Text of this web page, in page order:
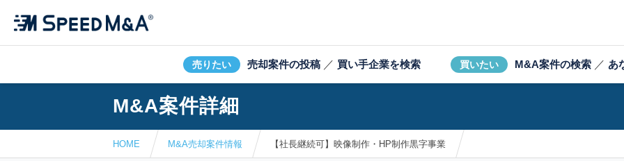
売りたい 売却案件の投稿 ／ 買い手企業を検索 買いたい M&A案件の検索 ／ あ
M&A案件詳細
HOME M&A売却案件情報 【社長継続可】映像制作・HP制作黒字事業